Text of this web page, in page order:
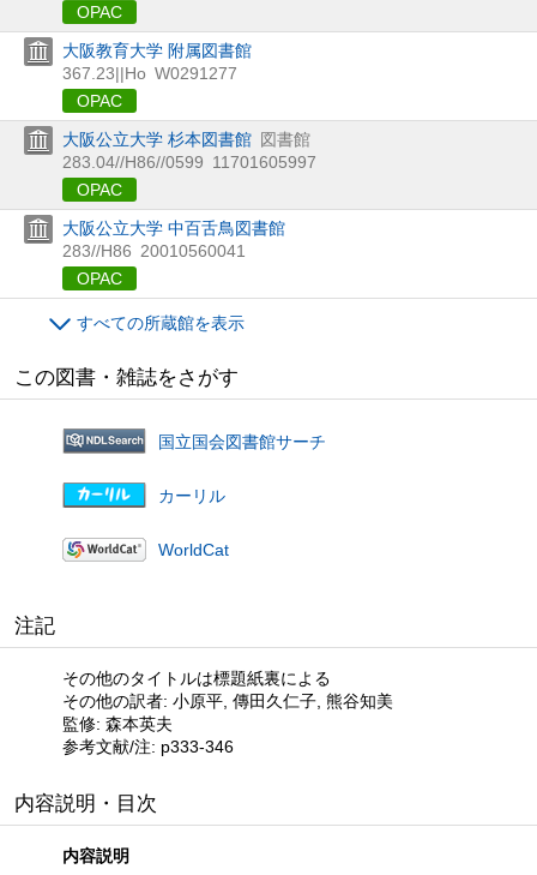
OPAC
大阪教育大学 附属図書館
367.23||Ho W0291277
OPAC
大阪公立大学 杉本図書館 図書館
283.04//H86//0599 11701605997
OPAC
大阪公立大学 中百舌鳥図書館
283//H86 20010560041
OPAC
すべての所蔵館を表示
この図書・雑誌をさがす
国立国会図書館サーチ
カーリル
WorldCat
注記
その他のタイトルは標題紙裏による
その他の訳者: 小原平, 傳田久仁子, 熊谷知美
監修: 森本英夫
参考文献/注: p333-346
内容説明・目次
内容説明